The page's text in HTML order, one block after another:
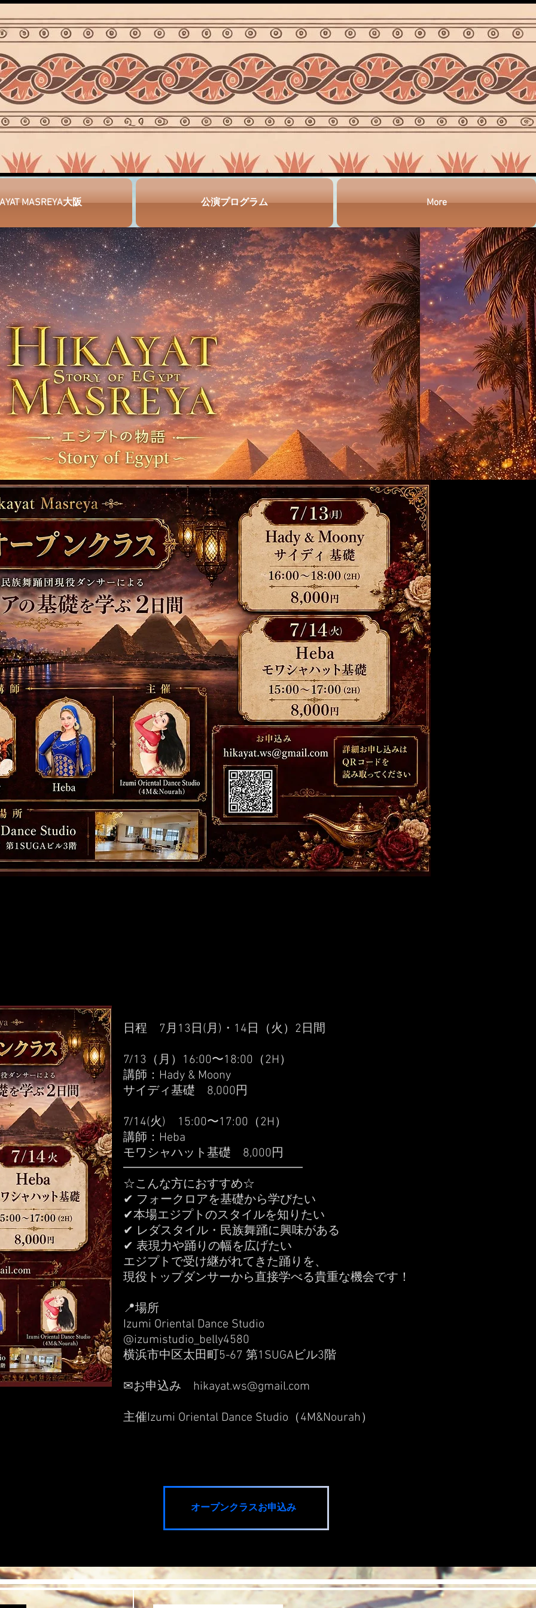
4M,LLC＆Nourah
MASREYA大阪 公演プログラム More
日程 7月13日(月)・14日（火）2日間
7/13（月）16:00〜18:00（2H）
講師：Hady & Moony
サイディ基礎 8,000円
7/14(火) 15:00〜17:00（2H）
講師：Heba
モワシャハット基礎 8,000円
━━━━━━━━━━━━━━━
☆こんな方におすすめ☆
✔ フォークロアを基礎から学びたい
✔本場エジプトのスタイルを知りたい
✔ レダスタイル・民族舞踊に興味がある
✔ 表現力や踊りの幅を広げたい
エジプトで受け継がれてきた踊りを、
現役トップダンサーから直接学べる貴重な機会です！
📍場所
Izumi Oriental Dance Studio
@izumistudio_belly4580
横浜市中区太田町5-67 第1SUGAビル3階
✉お申込み hikayat.ws@gmail.com
主催Izumi Oriental Dance Studio（4M&Nourah）
オープンクラスお申込み